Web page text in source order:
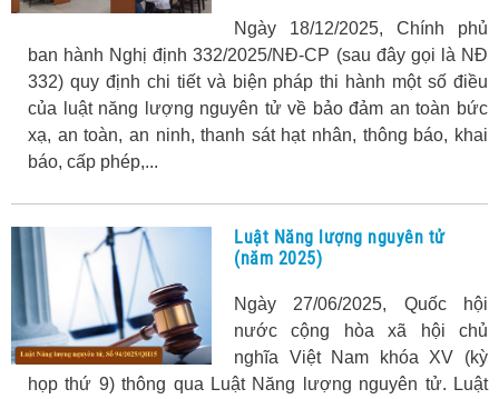
Ngày 18/12/2025, Chính phủ
ban hành Nghị định 332/2025/NĐ-CP (sau đây gọi là NĐ
332) quy định chi tiết và biện pháp thi hành một số điều
của luật năng lượng nguyên tử về bảo đảm an toàn bức
xạ, an toàn, an ninh, thanh sát hạt nhân, thông báo, khai
báo, cấp phép,...
Luật Năng lượng nguyên tử
(năm 2025)
Ngày 27/06/2025, Quốc hội
nước cộng hòa xã hội chủ
nghĩa Việt Nam khóa XV (kỳ
họp thứ 9) thông qua Luật Năng lượng nguyên tử. Luật